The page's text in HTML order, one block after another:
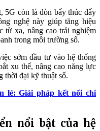
5G còn là đòn bẩy thúc đẩy
nghệ này giúp tăng hiệu
từ xa, nâng cao trải nghiệm
trong môi trường số.
sớm đầu tư vào hệ thống
xu thế, nâng cao năng lực
thời đại kỹ thuật số.
lẻ: Giải pháp kết nối chi
nổi bật của hệ